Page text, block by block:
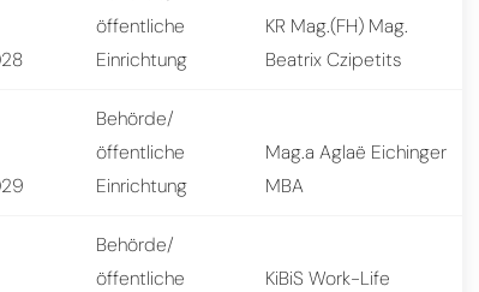
öffentliche
Einrichtung
KR Mag.(FH) Mag.
Beatrix Czipetits
Behörde/
öffentliche
Einrichtung
Mag.a Aglaë Eichinger
MBA
Behörde/
öffentliche
KiBiS Work-Life